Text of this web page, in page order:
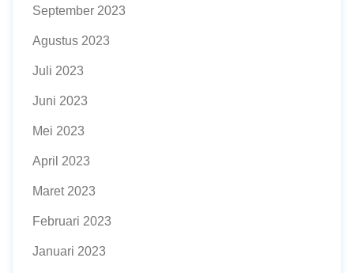
September 2023
Agustus 2023
Juli 2023
Juni 2023
Mei 2023
April 2023
Maret 2023
Februari 2023
Januari 2023